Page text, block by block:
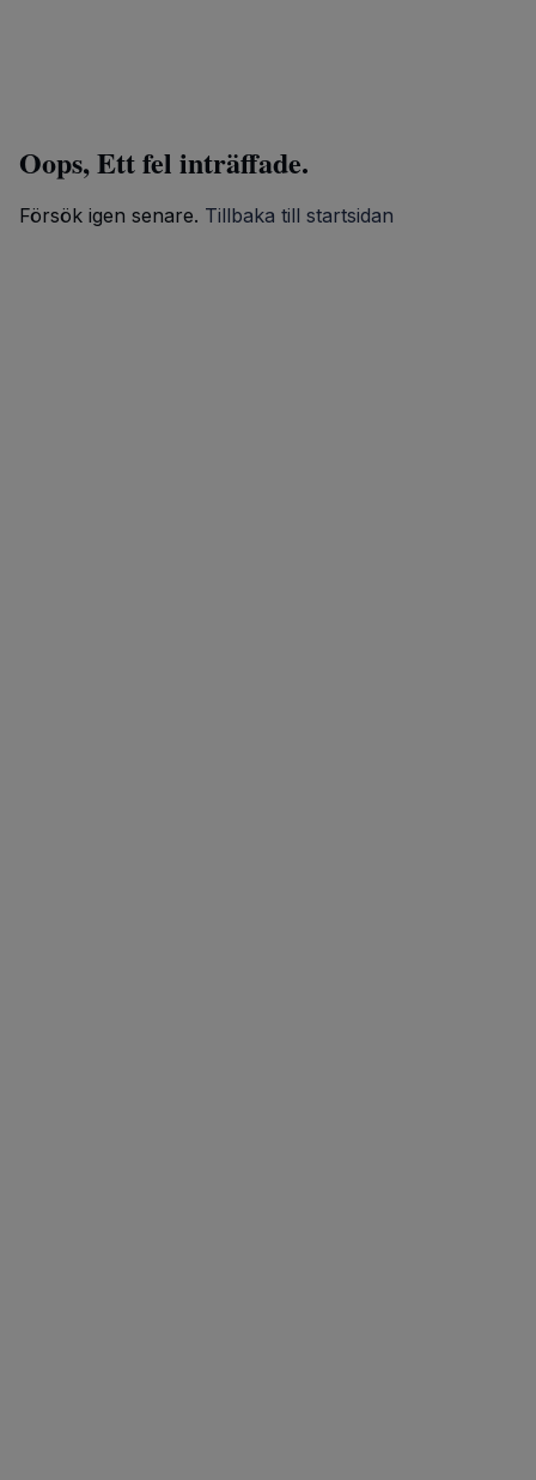
Oops, Ett fel inträffade.
Försök igen senare. Tillbaka till startsidan